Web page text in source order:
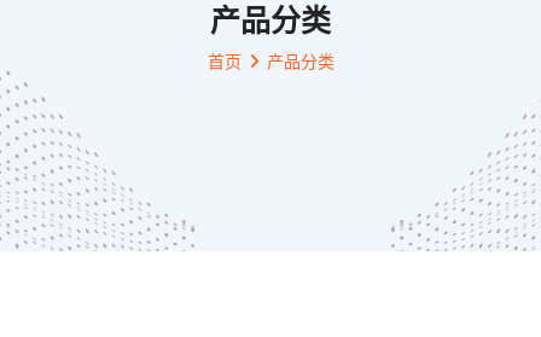
产品分类
首页 产品分类